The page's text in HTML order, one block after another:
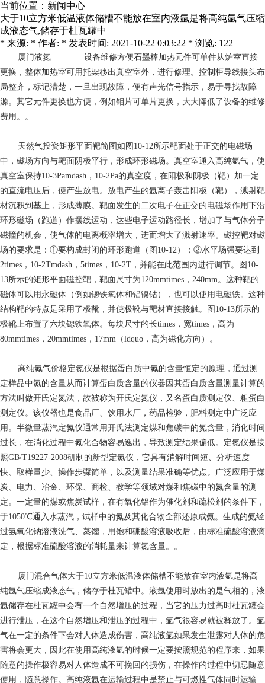
当前位置： 新闻中心
大于10立方米低温液体储槽不能放在室内液氩是将高纯氩气压缩
成液态气,储存于杜瓦罐中
* 来源: * 作者: * 发表时间: 2021-10-22 0:03:22 * 浏览: 122
厦门液氮 设备维修方便石墨棒加热元件可单件从炉室直接
更换，整体加热室可用托架移出真空室外，进行修理。控制柜导线接头布
局整齐，标记清楚，一旦出现故障，便有声光信号指示，易于寻找故障
源。其它元件更换也方便，例如钼片可单片更换，大大降低了设备的维修
费用。。
天然气投资矩形平面靶简图如图10-12所示靶面处于正交的电磁场
中，磁场方向与靶面阴极平行，形成环形磁场。真空室通入高纯氩气，使
真空室保持10-3Pamdash，10-2Pa的真空度，在阳极和阴极（靶）加一定
的直流电压后，便产生放电。放电产生的氩离子轰击阳极（靶），溅射靶
材沉积到基上，形成薄膜。靶面发生的二次电子在正交的电磁场作用下沿
环形磁场（跑道）作摆线运动，达些电子运动路径长，增加了与气体分子
磁撞的机会，使气体的电离概率增大，进而增大了溅射速率。磁控靶对磁
场的要求是：①要构成封闭的环形跑道（图10-12）；②水平场强要达到
2times，10-2Tmdash，5times，10-2T，并能在此范围内进行调节。图10-
13所示的矩形平面磁控靶，靶面尺寸为120mmtimes，240mm。这种靶的
磁体可以用永磁体（例如锶铁氧体和铝镍钴），也可以使用电磁铁。这种
结构靶的特点是采用了极靴，并使极靴与靶材直接接触。图10-13所示的
极靴上布置了六块锶铁氧体。每块尺寸的长times，宽times，高为
80mmtimes，20mmtimes，17mm（ldquo，高为磁化方向）。
高纯氮气价格定氮仪是根据蛋白质中氮的含量恒定的原理，通过测
定样品中氮的含量从而计算蛋白质含量的仪器因其蛋白质含量测量计算的
方法叫做开氏定氮法，故被称为开氏定氮仪，又名蛋白质测定仪、粗蛋白
测定仪。该仪器也是食品厂、饮用水厂，药品检验，肥料测定中广泛应
用。半微量蒸汽定氮仪通常用开氏法测定煤和焦碳中的氮含量，消化时间
过长，在消化过程中氮化合物容易逸出，导致测定结果偏低。定氮仪是按
照GB/T19227-2008研制的新型定氮仪，它具有消解时间短、分析速度
快、取样量少、操作步骤简单，以及测量结果准确等优点。广泛应用于煤
炭、电力、冶金、环保、商检、教学等领域对煤和焦碳中的氮含量的测
定。一定量的煤或焦炭试样，在有氧化铝作为催化剂和疏松剂的条件下，
于1050℃通入水蒸汽，试样中的氮及其化合物全部还原成氨。生成的氨经
过氢氧化钠溶液洗气、蒸馏，用饱和硼酸溶液吸收后，由标准硫酸溶液滴
定，根据标准硫酸溶液的消耗量来计算氮含量。。
厦门混合气体大于10立方米低温液体储槽不能放在室内液氩是将高
纯氩气压缩成液态气，储存于杜瓦罐中。液氩使用时放出的是气相的，液
氩储存在杜瓦罐中会有一个自然增压的过程，当它的压力过高时杜瓦罐会
进行泄压，在这个自然增压和泄压的过程中，氩气很容易就被释放了。氩
气在一定的条件下会对人体造成伤害，高纯液氩如果发生泄露对人体的危
害将会更大，因此在使用高纯液氩的时候一定要按照规范的程序来，如果
随意的操作极容易对人体造成不可挽回的损伤，在操作的过程中切忌随意
使用，随意操作。高纯液氩在运输过程中是禁止与可燃性气体同时运输